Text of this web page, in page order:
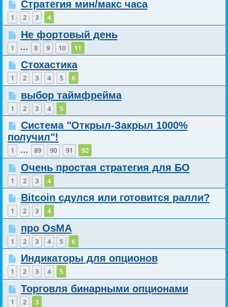
Стратегия мин/макс часа
1 2 3 4
Не фортовый день
1 … 8 9 10 11
Стохастика
1 2 3 4 5 6
выбор таймфрейма
1 2 3 4 5
Система "Открыл-Закрыл 1000%
получил"!
1 … 89 90 91 92
Очень простая стратегия для БО
1 2 3 4
Bitcoin сдулся или готовится ралли?
1 2 3 4
про OsMA
1 2 3 4 5 6
Индикаторы для опционов
1 2 3 4 5
Торговля бинарными опционами
1 2 3